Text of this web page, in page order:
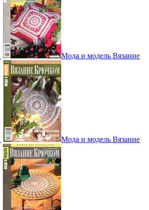
Мода и модель Вязание
Мода и модель Вязание